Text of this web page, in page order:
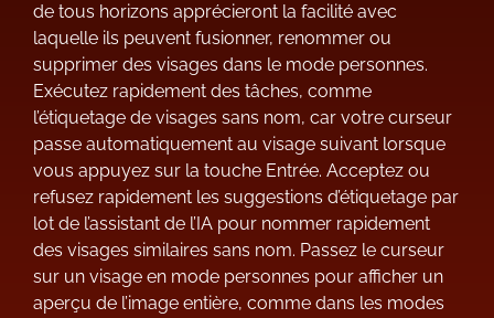
de tous horizons apprécieront la facilité avec
laquelle ils peuvent fusionner, renommer ou
supprimer des visages dans le mode personnes.
Exécutez rapidement des tâches, comme
l’étiquetage de visages sans nom, car votre curseur
passe automatiquement au visage suivant lorsque
vous appuyez sur la touche Entrée. Acceptez ou
refusez rapidement les suggestions d’étiquetage par
lot de l’assistant de l’IA pour nommer rapidement
des visages similaires sans nom. Passez le curseur
sur un visage en mode personnes pour afficher un
aperçu de l’image entière, comme dans les modes